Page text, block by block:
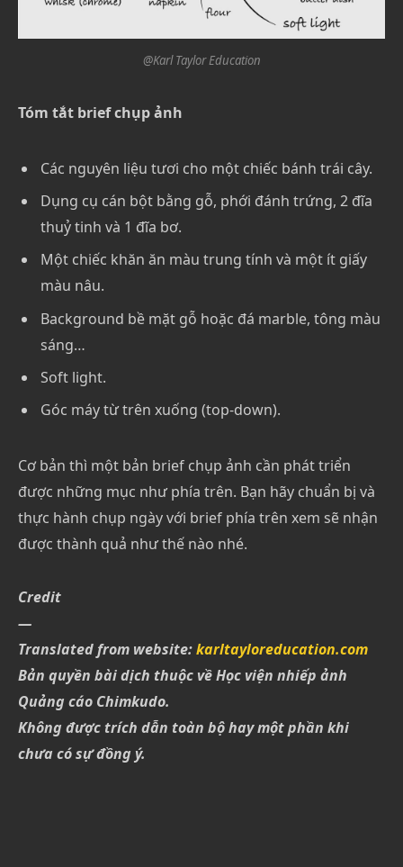
@Karl Taylor Education
Tóm tắt brief chụp ảnh
Các nguyên liệu tươi cho một chiếc bánh trái cây.
Dụng cụ cán bột bằng gỗ, phới đánh trứng, 2 đĩa
thuỷ tinh và 1 đĩa bơ.
Một chiếc khăn ăn màu trung tính và một ít giấy
màu nâu.
Background bề mặt gỗ hoặc đá marble, tông màu
sáng…
Soft light.
Góc máy từ trên xuống (top-down).
Cơ bản thì một bản brief chụp ảnh cần phát triển
được những mục như phía trên. Bạn hãy chuẩn bị và
thực hành chụp ngày với brief phía trên xem sẽ nhận
được thành quả như thế nào nhé.
Credit
—
Translated from website:karltayloreducation.com
Bản quyền bài dịch thuộc về Học viện nhiếp ảnh
Quảng cáo Chimkudo.
Không được trích dẫn toàn bộ hay một phần khi
chưa có sự đồng ý.